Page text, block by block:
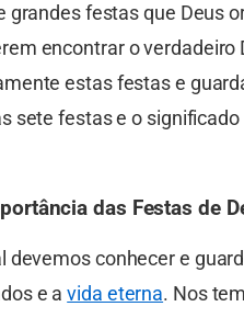
grandes festas que Deus
encontrar o verdadeiro
estas festas e
sete festas e o
das Festas de
devemos conhecer e
e avida eterna. Nos